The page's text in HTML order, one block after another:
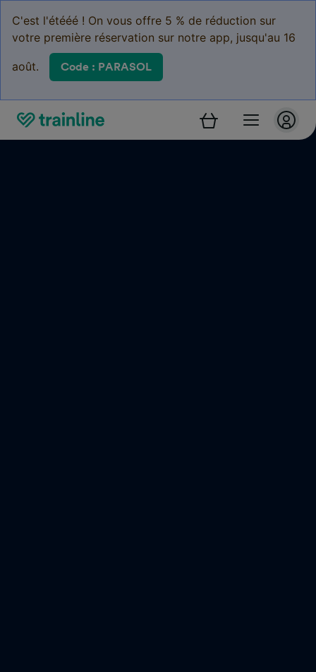
C'est l'étééé ! On vous offre 5 % de réduction sur
votre première réservation sur notre app, jusqu'au 16
août. Code : PARASOL